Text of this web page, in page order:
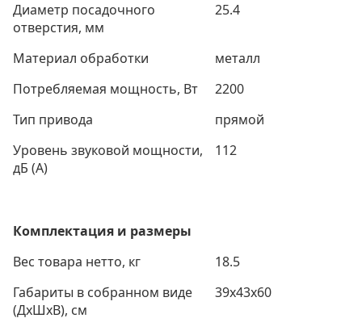
Диаметр посадочного
отверстия, мм
25.4
Материал обработки
металл
Потребляемая мощность, Вт
2200
Тип привода
прямой
Уровень звуковой мощности,
дБ (А)
112
Комплектация и размеры
Вес товара нетто, кг
18.5
Габариты в собранном виде
(ДxШxВ), см
39x43x60